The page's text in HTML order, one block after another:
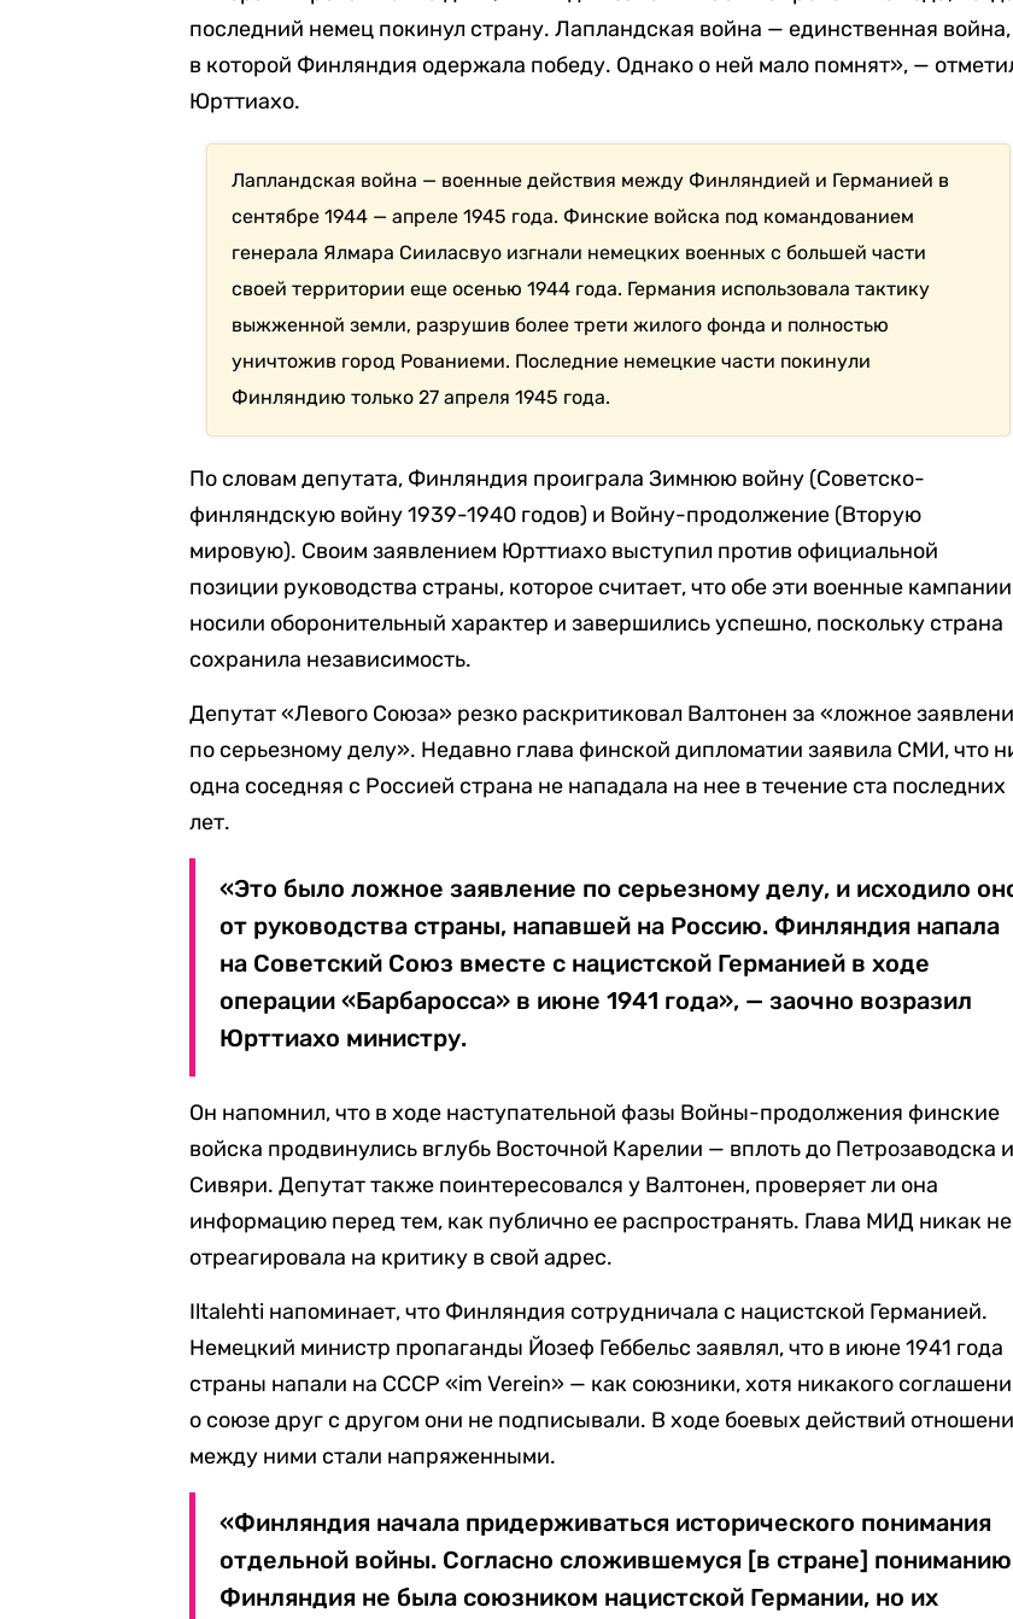
последний немец покинул страну. Лапландская война — единственная война,
в которой Финляндия одержала победу. Однако о ней мало помнят», —
Юрттиахо.
Лапландская война — военные действия между Финляндией и Германией в
сентябре 1944 — апреле 1945 года. Финские войска под командованием
генерала Ялмара Сииласвуо изгнали немецких военных с большей части
своей территории еще осенью 1944 года. Германия использовала тактику
выжженной земли, разрушив более трети жилого фонда и полностью
уничтожив город Рованиеми. Последние немецкие части покинули
Финляндию только 27 апреля 1945 года.
По словам депутата, Финляндия проиграла Зимнюю войну (Советско-
финляндскую войну 1939-1940 годов) и Войну-продолжение (Вторую
мировую). Своим заявлением Юрттиахо выступил против официальной
позиции руководства страны, которое считает, что обе эти военные кампании
носили оборонительный характер и завершились успешно, поскольку страна
сохранила независимость.
Депутат «Левого Союза» резко раскритиковал Валтонен за «ложное
по серьезному делу». Недавно глава финской дипломатии заявила СМИ, что
одна соседняя с Россией страна не нападала на нее в течение ста последних
лет.
«Это было ложное заявление по серьезному делу, и исходило
от руководства страны, напавшей на Россию. Финляндия напала
на Советский Союз вместе с нацистской Германией в ходе
операции «Барбаросса» в июне 1941 года», — заочно возразил
Юрттиахо министру.
Он напомнил, что в ходе наступательной фазы Войны-продолжения финские
войска продвинулись вглубь Восточной Карелии — вплоть до Петрозаводска и
Сивяри. Депутат также поинтересовался у Валтонен, проверяет ли она
информацию перед тем, как публично ее распространять. Глава МИД никак не
отреагировала на критику в свой адрес.
Iltalehti напоминает, что Финляндия сотрудничала с нацистской Германией.
Немецкий министр пропаганды Йозеф Геббельс заявлял, что в июне 1941 года
страны напали на СССР «im Verein» — как союзники, хотя никакого
о союзе друг с другом они не подписывали. В ходе боевых действий
между ними стали напряженными.
«Финляндия начала придерживаться исторического понимания
отдельной войны. Согласно сложившемуся [в стране]
Финляндия не была союзником нацистской Германии, но их